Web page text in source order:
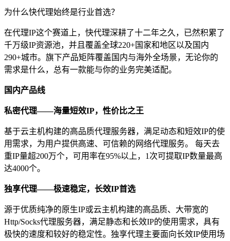
为什么快代理始终是行业首选？
在代理IP这个赛道上，快代理深耕了十二年之久，已然积累了
千万级IP资源池，并且覆盖全球220+国家和地区以及国内
290+城市。旗下产品矩阵覆盖国内与海外全场景，无论你的
需求是什么，总有一款能与你的业务完美适配。
国内产品线
私密代理——海量短效IP，性价比之王
基于云主机构建的高品质代理服务器，满足动态和短效IP的使
用需求，为用户提供高速、可信赖的网络代理服务。 每天去
重IP量超200万个，可用率在95%以上，1次可提取IP数量最高
达4000个。
独享代理——极速稳定，长效IP首选
源于优质纯净的原生IP或云主机构建的高品质、大带宽的
Http/Socks代理服务器，满足静态和长效IP的使用需求，具有
极快的速度和较好的稳定性。独享代理主要面向长效IP使用场